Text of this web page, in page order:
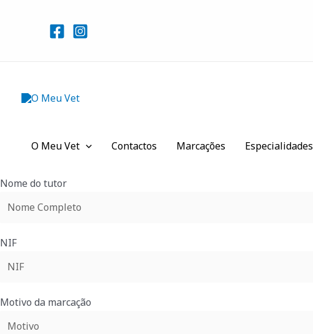
O Meu Vet Contactos Marcações Especialidades
Nome do tutor
NIF
Motivo da marcação